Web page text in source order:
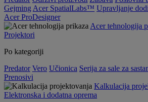
Gejming Acer SpatialLabs™ Upravljanje
Acer ProDesigner
Acer tehnologija
Projektori
Po kategoriji
Predator Vero Učionica Serija za sale za
Prenosivi
Kalkulacija
Elektronska i dodatna oprema